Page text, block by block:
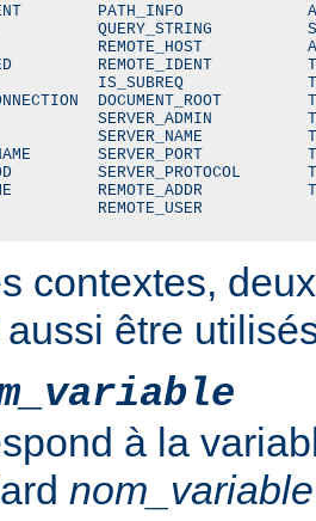
PATH_INFO
QUERY_STRING
REMOTE_HOST
REMOTE_IDENT
IS_SUBREQ
DOCUMENT_ROOT
SERVER_ADMIN
SERVER_NAME
SERVER_PORT
SERVER_PROTOCOL
REMOTE_ADDR
REMOTE_USER
contextes,
être
à la
nom_variable